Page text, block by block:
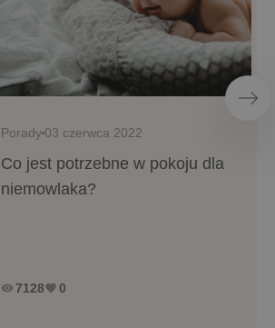
Porady03 czerwca 2022
Co jest potrzebne w pokoju dla
niemowlaka?
remove_red_eye 7128favorite 0